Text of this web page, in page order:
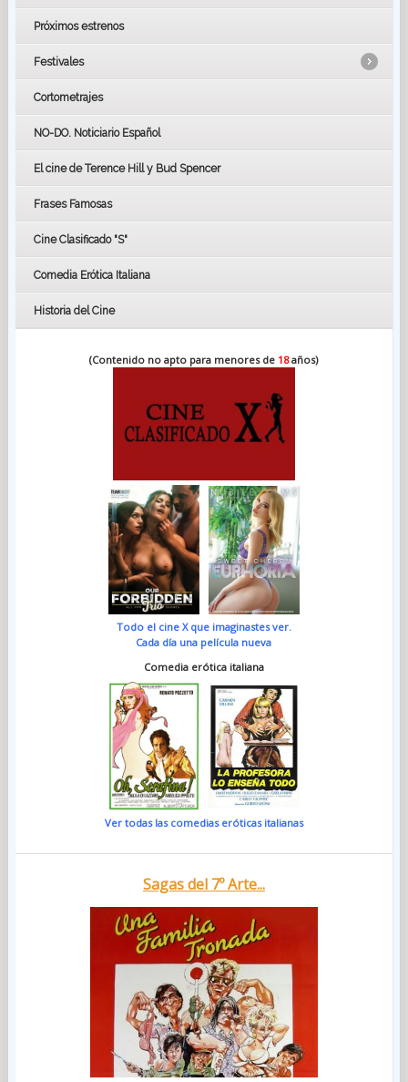
Próximos estrenos
Festivales
LOS OSCARS
BAFTA
FESTIVAL DE HUELVA 2019
FESTIVAL DE CINE DE SEVILLA 2019
Cortometrajes
NO-DO. Noticiario Español
El cine de Terence Hill y Bud Spencer
Frases Famosas
Cine Clasificado "S"
Comedia Erótica Italiana
Historia del Cine
(Contenido no apto para menores de 18años)
Todo el cine X que imaginastes ver.
Cada día una película nueva
Comedia erótica italiana
Ver todas las comedias eróticas italianas
Sagas del 7º Arte...